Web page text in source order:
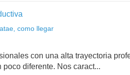
como llegar
con una alta trayectoria
diferente. Nos caract...